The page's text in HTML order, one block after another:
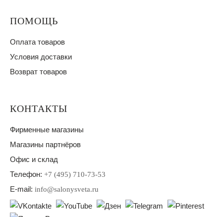
ПОМОЩЬ
Оплата товаров
Условия доставки
Возврат товаров
КОНТАКТЫ
Фирменные магазины
Магазины партнёров
Офис и склад
Телефон: +7 (495) 710-73-53
E-mail: info@salonysveta.ru